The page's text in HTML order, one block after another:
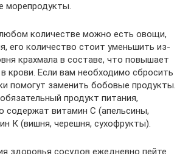
морепродукты.
количестве можно есть овощи,
его количество стоит уменьшить из-
крахмала в составе, что повышает
крови. Если вам необходимо сбросить
помогут заменить бобовые продукты.
продукт питания,
содержат витамин С (апельсины,
К (вишня, черешня, сухофрукты).
здоровья сосудов ежедневно пейте